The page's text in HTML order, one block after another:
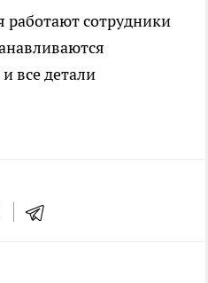
работают сотрудники
все детали